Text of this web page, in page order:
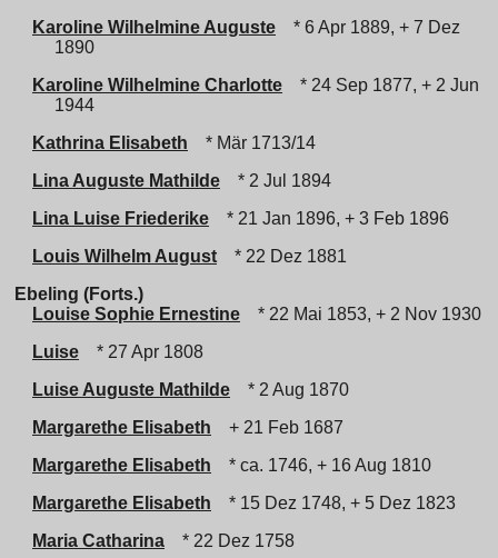
Karoline Wilhelmine Auguste
* 6 Apr 1889, + 7 Dez
1890
Karoline Wilhelmine Charlotte
* 24 Sep 1877, + 2 Jun
1944
Kathrina Elisabeth
* Mär 1713/14
Lina Auguste Mathilde
* 2 Jul 1894
Lina Luise Friederike
* 21 Jan 1896, + 3 Feb 1896
Louis Wilhelm August
* 22 Dez 1881
Ebeling (Forts.)
Louise Sophie Ernestine
* 22 Mai 1853, + 2 Nov 1930
Luise
* 27 Apr 1808
Luise Auguste Mathilde
* 2 Aug 1870
Margarethe Elisabeth
+ 21 Feb 1687
Margarethe Elisabeth
* ca. 1746, + 16 Aug 1810
Margarethe Elisabeth
* 15 Dez 1748, + 5 Dez 1823
Maria Catharina
* 22 Dez 1758